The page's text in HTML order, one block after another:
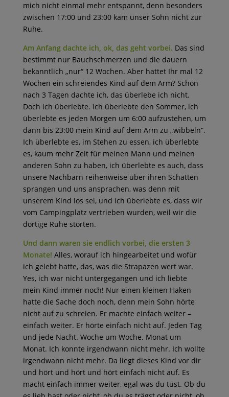
mich nicht einmal mehr entspannt, denn besonders
zwischen 17:00 und 23:00 kam unser Sohn nicht zur
Ruhe.
Am Anfang dachte ich, ok, das geht vorbei. Das sind
bestimmt nur Bauchschmerzen und die dauern
bekanntlich „nur“ 12 Wochen. Aber hattet Ihr mal 12
Wochen ein schreiendes Kind auf dem Arm? Schon
nach 3 Tagen dachte ich, das überlebe ich nicht.
Doch ich überlebte. Ich überlebte den Sommer, ich
überlebte es jeden Morgen um 6:00 aufzustehen, um
dann bis 23:00 mein Kind auf dem Arm zu „wibbeln“.
Ich überlebte es, im Stehen zu essen, ich überlebte
es, kaum mehr Zeit für meinen Mann und meinen
anderen Sohn zu haben, ich überlebte es auch, dass
unsere Nachbarn reihenweise über ihren Schatten
sprangen und uns ansprachen, was denn mit
unserem Kind los sei, und ich überlebte es, dass wir
vom Campingplatz vertrieben wurden, weil wir die
dortige Ruhe störten.
Und dann waren sie endlich vorbei, die ersten 3
Monate! Alles, worauf ich hingearbeitet und wofür
ich gelebt hatte, das, was die Strapazen wert war.
Yes, ich war nicht untergegangen und ich liebte
mein Kind immer noch! Nur einen kleinen Haken
hatte die Sache doch noch, denn mein Sohn hörte
nicht auf zu schreien. Er machte einfach weiter –
einfach weiter. Er hörte einfach nicht auf. Jeden Tag
und jede Nacht. Woche um Woche. Monat um
Monat. Ich konnte irgendwann nicht mehr. Ich wollte
irgendwann nicht mehr. Da liegt dieses Kind vor dir
und hört und hört und hört einfach nicht auf. Es
macht einfach immer weiter, egal was du tust. Ob du